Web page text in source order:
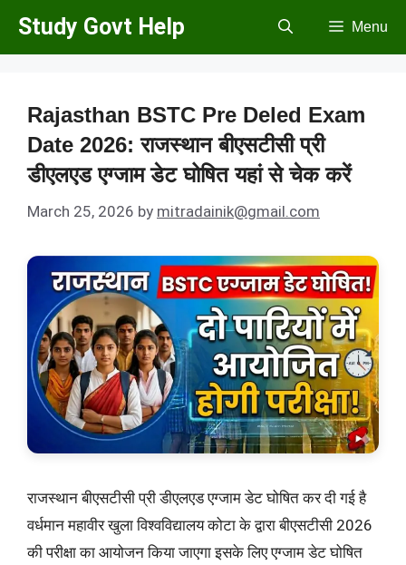
Skip
Study Govt Help Menu
Rajasthan BSTC Pre Deled Exam
Date 2026: राजस्थान बीएसटीसी प्री
डीएलएड एग्जाम डेट घोषित यहां से चेक करें
March 25, 2026 by mitradainik@gmail.com
राजस्थान बीएसटीसी प्री डीएलएड एग्जाम डेट घोषित कर दी गई है
वर्धमान महावीर खुला विश्वविद्यालय कोटा के द्वारा बीएसटीसी 2026
की परीक्षा का आयोजन किया जाएगा इसके लिए एग्जाम डेट घोषित